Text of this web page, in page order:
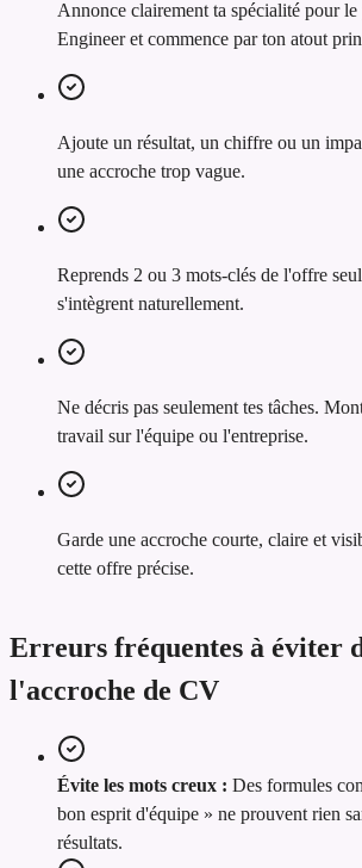
Annonce clairement ta spécialité pour le
Engineer et commence par ton atout
Ajoute un résultat, un chiffre ou un
une accroche trop vague.
Reprends 2 ou 3 mots-clés de l'offre
s'intègrent naturellement.
Ne décris pas seulement tes tâches.
travail sur l'équipe ou l'entreprise.
Garde une accroche courte, claire et
cette offre précise.
Erreurs fréquentes à éviter
l'accroche de CV
Évite les mots creux : Des formules
bon esprit d'équipe » ne prouvent rien
résultats.